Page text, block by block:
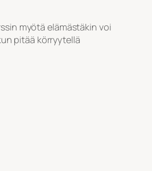
myötä elämästäkin voi
pitää körryytellä